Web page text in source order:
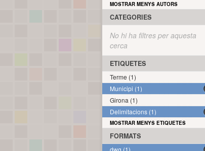
MOSTRAR MENYS AUTORS
CATEGORIES
No hi ha filtres per aquesta
cerca
ETIQUETES
Terme (1)
Municipi (1)
Girona (1)
Delimitacions (1)
MOSTRAR MENYS ETIQUETES
FORMATS
dwg (1)